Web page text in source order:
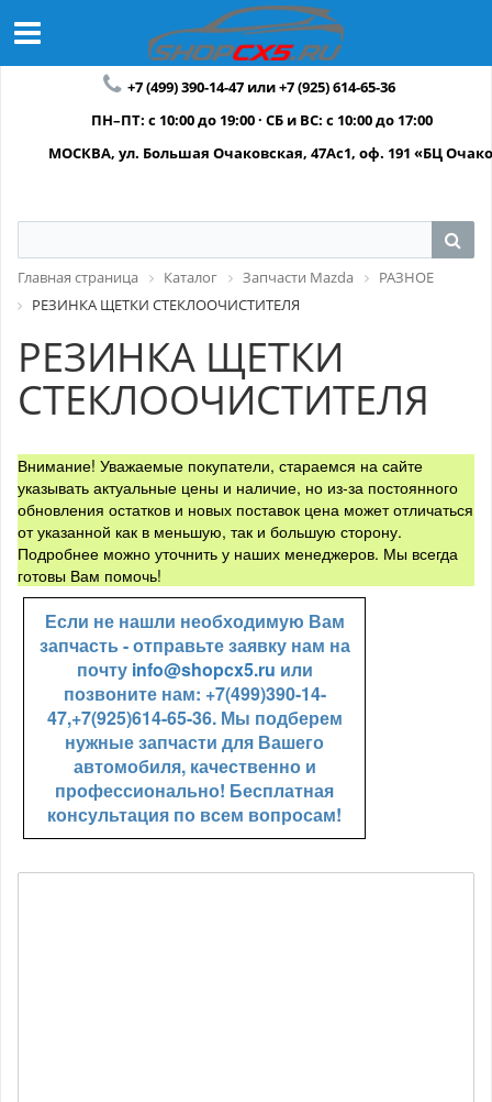
+7 (499) 390-14-47 или +7 (925) 614-65-36
ПН–ПТ: с 10:00 до 19:00 · СБ и ВС: с 10:00 до 17:00
МОСКВА, ул. Большая Очаковская, 47Ас1, оф. 191 «БЦ
Главная страница Каталог Запчасти Mazda
РАЗНОЕ
РЕЗИНКА ЩЕТКИ СТЕКЛООЧИСТИТЕЛЯ
РЕЗИНКА ЩЕТКИ
СТЕКЛООЧИСТИТЕЛЯ
Внимание! Уважаемые покупатели, стараемся на сайте
указывать актуальные цены и наличие, но из-за постоянного
обновления остатков и новых поставок цена может отличаться
от указанной как в меньшую, так и большую сторону.
Подробнее можно уточнить у наших менеджеров. Мы всегда
готовы Вам помочь!
Если не нашли необходимую Вам
запчасть - отправьте заявку нам на
почту info@shopcx5.ru или
позвоните нам: +7(499)390-14-
47,+7(925)614-65-36. Мы подберем
нужные запчасти для Вашего
автомобиля, качественно и
профессионально! Бесплатная
консультация по всем вопросам!